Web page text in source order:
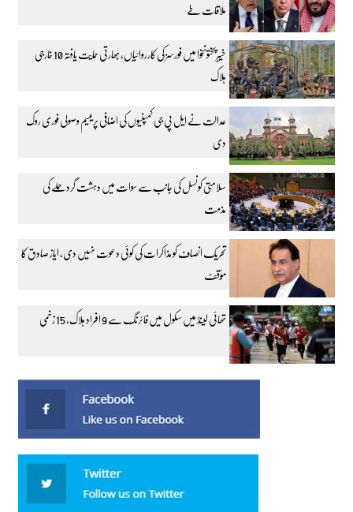
ملاقات طے
خیبرپختونخوا میں فورسز کی کارروائیاں، بھارتی حمایت یافتہ 10 خارجی
ہلاک
عدالت نے ایل پی جی کمپنیوں کی اضافی پریمیم وصولی فوری روک
دی
سلامتی کونسل کی جانب سے سوات میں دہشت گرد حملے کی
مذمت
تحریک انصاف کو مذاکرات کی کوئی دعوت نہیں دی، ایاز صادق کا
مؤقف
تھائی لینڈ میں سکول میں فائرنگ سے 9 افراد ہلاک، 15 زخمی